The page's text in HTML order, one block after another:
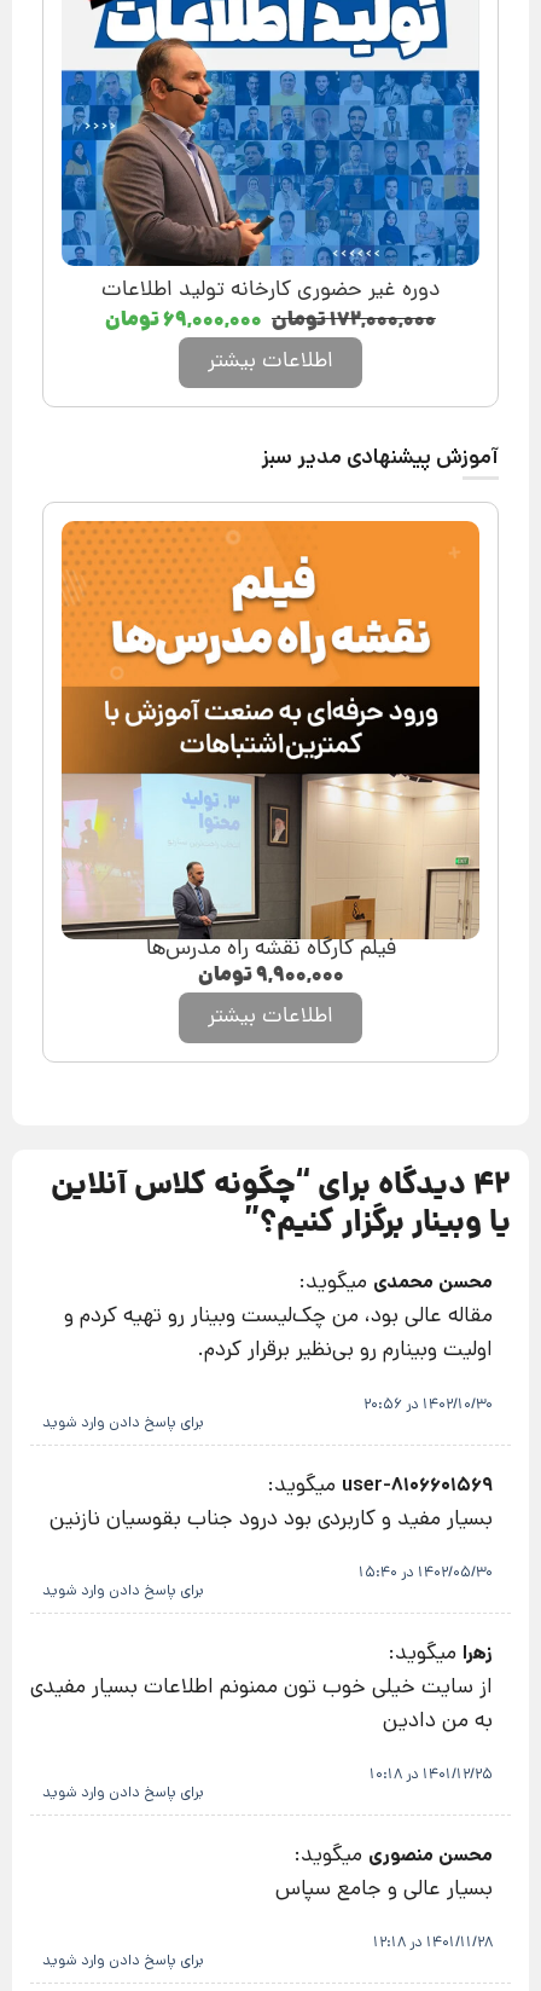
دوره غیر حضوری کارخانه تولید اطلاعات
۱۷۲,۰۰۰,۰۰۰تومان ۶۹,۰۰۰,۰۰۰تومان
اطلاعات بیشتر
آموزش پیشنهادی مدیر سبز
فیلم کارگاه نقشه راه مدرس‌ها
۹,۹۰۰,۰۰۰تومان
اطلاعات بیشتر
42 دیدگاه برای “ چگونه کلاس آنلاین
یا وبینار برگزار کنیم؟”
محسن محمدی میگوید:
مقاله عالی بود، من چک‌لیست وبینار رو تهیه ‌کردم و
اولیت وبینارم رو بی‌نظیر برقرار کردم.
1402/10/30 در 20:56
برای پاسخ دادن وارد شوید
user-8106601569 میگوید:
بسیار مفید و کاربردی بود درود جناب بقوسیان نازنین
1402/05/30 در 15:40
برای پاسخ دادن وارد شوید
زهرا میگوید:
از سایت خیلی خوب تون ممنونم اطلاعات بسیار مفیدی
به من دادین
1401/12/25 در 10:18
برای پاسخ دادن وارد شوید
محسن منصوری میگوید:
بسیار عالی و جامع سپاس
1401/11/28 در 12:18
برای پاسخ دادن وارد شوید